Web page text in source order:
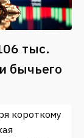
тыс.
бычьего
короткому